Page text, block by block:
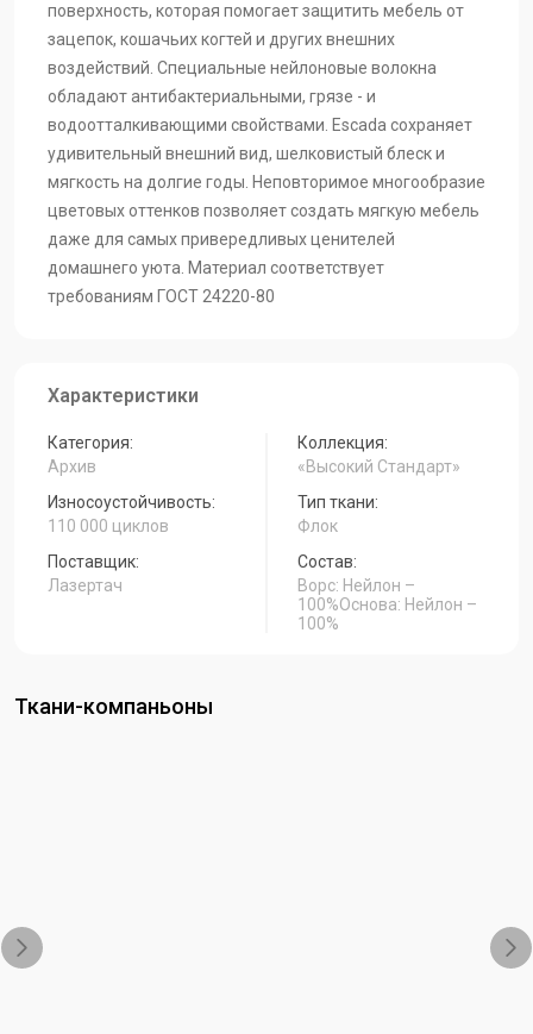
поверхность, которая помогает защитить мебель от
зацепок, кошачьих когтей и других внешних
воздействий. Специальные нейлоновые волокна
обладают антибактериальными, грязе - и
водоотталкивающими свойствами. Escada сохраняет
удивительный внешний вид, шелковистый блеск и
мягкость на долгие годы. Неповторимое многообразие
цветовых оттенков позволяет создать мягкую мебель
даже для самых привередливых ценителей
домашнего уюта. Материал соответствует
требованиям ГОСТ 24220-80
Характеристики
Категория:
Архив
Коллекция:
«Высокий Стандарт»
Износоустойчивость:
110 000 циклов
Тип ткани:
Флок
Поставщик:
Лазертач
Состав:
Ворс: Нейлон –
100%Основа: Нейлон –
100%
Ткани-компаньоны